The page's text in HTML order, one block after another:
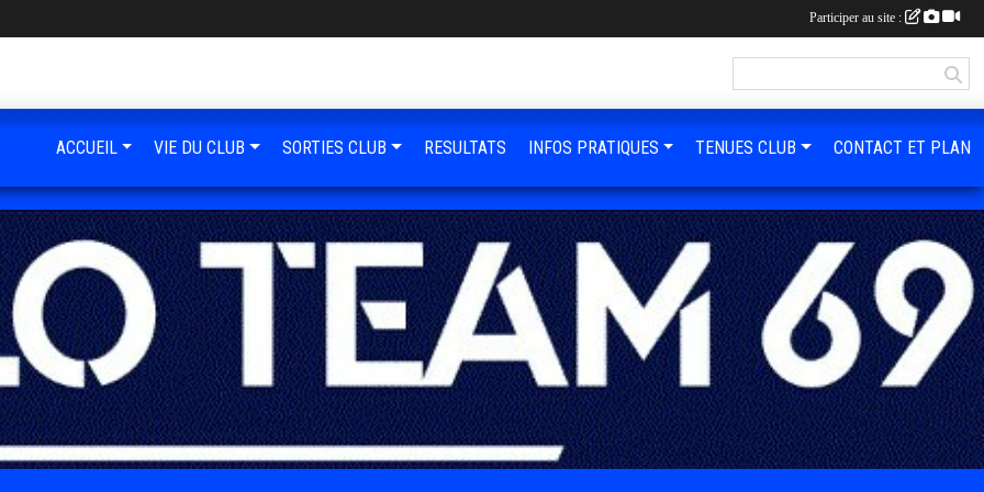
ACCUEIL VIE DU CLUB SORTIES CLUB RESULTATS INFOS PRATIQUES TENUES CLUB CONTACT ET PLAN
Participer au site :